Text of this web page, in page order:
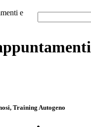
e
Training Autogeno